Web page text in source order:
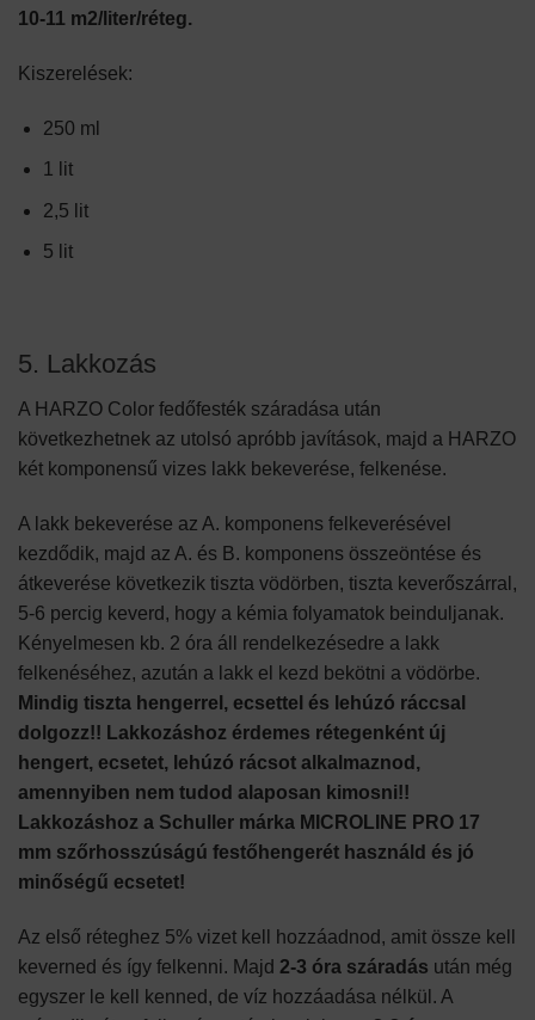
10-11 m2/liter/réteg.
Kiszerelések:
250 ml
1 lit
2,5 lit
5 lit
5. Lakkozás
A HARZO Color fedőfesték száradása után
következhetnek az utolsó apróbb javítások, majd a HARZO
két komponensű vizes lakk bekeverése, felkenése.
A lakk bekeverése az A. komponens felkeverésével
kezdődik, majd az A. és B. komponens összeöntése és
átkeverése következik tiszta vödörben, tiszta keverőszárral,
5-6 percig keverd, hogy a kémia folyamatok beinduljanak.
Kényelmesen kb. 2 óra áll rendelkezésedre a lakk
felkenéséhez, azután a lakk el kezd bekötni a vödörbe.
Mindig tiszta hengerrel, ecsettel és lehúzó ráccsal
dolgozz!! Lakkozáshoz érdemes rétegenként új
hengert, ecsetet, lehúzó rácsot alkalmaznod,
amennyiben nem tudod alaposan kimosni!!
Lakkozáshoz a Schuller márka MICROLINE PRO 17
mm szőrhosszúságú festőhengerét használd és jó
minőségű ecsetet!
Az első réteghez 5% vizet kell hozzáadnod, amit össze kell
keverned és így felkenni. Majd 2-3 óra száradás után még
egyszer le kell kenned, de víz hozzáadása nélkül. A